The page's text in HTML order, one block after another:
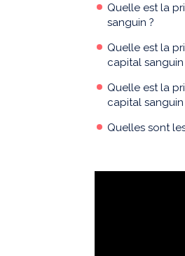
Quelle est la
sanguin ?
Quelle est la
capital sanguin
Quelle est la
capital sanguin
Quelles sont